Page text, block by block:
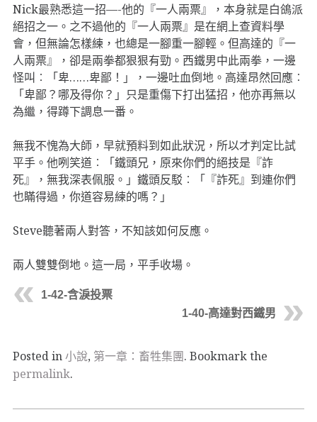
Nick最熟悉這一招—-他的『一人兩票』，本身就是白鴿派
絕招之一。之不過他的『一人兩票』是在網上查資料學
會，但無論怎樣練，也總是一腳重一腳輕。但高達的『一
人兩票』，卻是兩拳都狠狠有勁。西鐵男中此兩拳，一邊
怪叫︰「卑……卑鄙！」，一邊吐血倒地。高達昂然回應︰
「卑鄙？哪及得你？」只是重傷下打出猛招，他亦再無以
為繼，得蹲下調息一番。
無我不愧為大師，早就預料到如此狀況，所以才判定比試
平手。他咧笑道︰「鐵頭兄，原來你們的絕技是『詐
死』，無我深表佩服。」鐵頭反駁︰「『詐死』到連你們
也瞞得過，你道容易練的嗎？」
Steve聽著兩人對答，不知該如何反應。
兩人雙雙倒地。這一局，平手收場。
1-42-含淚投票
1-40-高達對西鐵男
Posted in小說, 第一章：畜牲集團. Bookmark the
permalink.